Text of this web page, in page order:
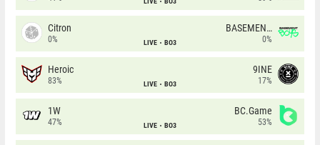
Citron
0% LIVE BO3
BASEMENT BOYS
0%
Heroic
83% LIVE BO3
9INE
17%
1W
47% LIVE BO3
BC.Game
53%